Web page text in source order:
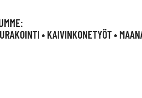
• KAIVINKONETYÖT •